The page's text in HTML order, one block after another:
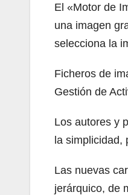
El «Motor de
una imagen
selecciona la
Ficheros de
Gestión de
Los autores y
la simplicidad,
Las nuevas
jerárquico, de